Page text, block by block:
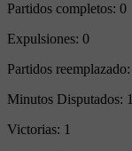
Partidos completos: 0
Expulsiones: 0
Partidos reemplazado:
Minutos Disputados: 1
Victorias: 1